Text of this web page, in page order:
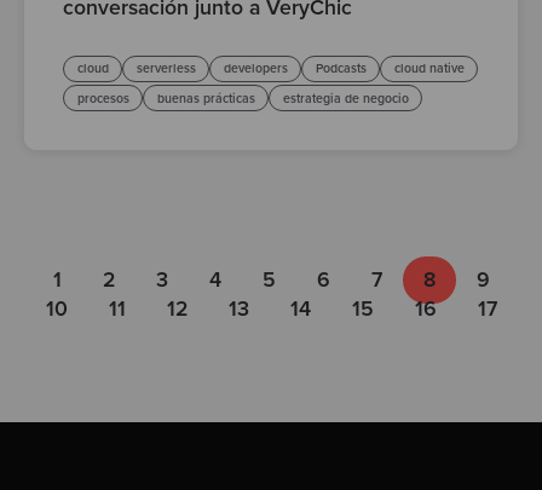
conversación junto a VeryChic
cloud serverless developers Podcasts
cloud native
procesos
buenas prácticas estrategia de negocio
1 2 3 4 5 6 7 8
9
10
11 12 13 14 15 16 17